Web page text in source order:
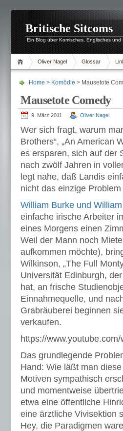
Britische Sitcoms
Ein Blog über Komisches, Englisches und
Oliver Nagel Glossar
Home > Komödie > Mausetote
Mausetote Comedy
9. März 2011 Oliver Nagel
Wer sich fragt, warum
Brothers“, „An American
es ersparen, sich auf der
nach zwölf Jahren in
legt nahe, daß Landis
nicht das einzige
William Burke und
einfache irische Arbeiter
eines Morgens einen
Weil der Mann noch
aufkommen möchte),
Wilkinson, „The Full
Universität Edinburgh,
hat, an frische
Einnahmequelle, und
Grabräuberei beginnen
verkaufen.
https://
Das grundlegende
Hand: Wie läßt man
Motiven sympathisch
und momentweise
etwa eine öffentliche
eine ärztliche Vivisektion
Hey, die Paradigmen